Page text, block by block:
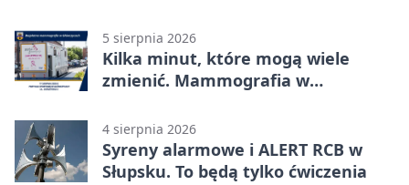
5 sierpnia 2026
Kilka minut, które mogą wiele
zmienić. Mammografia w
4 sierpnia 2026
Syreny alarmowe i ALERT RCB w
Słupsku. To będą tylko ćwiczenia